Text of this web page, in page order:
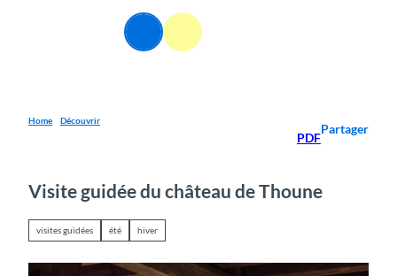
Recherche
Menu
Home Découvrir
PDF
Partager
Visite guidée du château de Thoune
visites guidées été hiver